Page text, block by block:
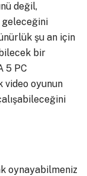
değil,
geleceğini
şu an için
bir
5 PC
video oyunun
oynayabilmeniz